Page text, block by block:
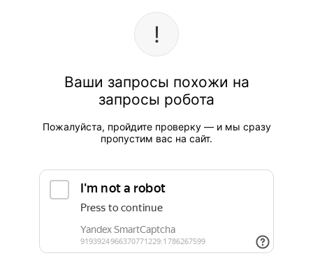
Ваши запросы похожи на
запросы робота
Пожалуйста, пройдите проверку — и мы сразу
пропустим вас на сайт.